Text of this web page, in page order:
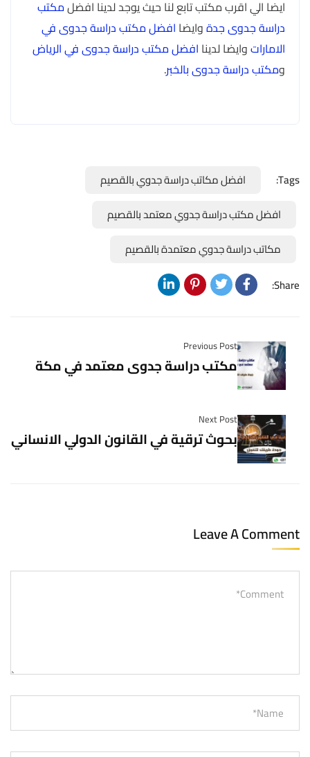
ايضا الي اقرب مكتب تابع لنا حيث يوجد لدينا افضلمكتب
دراسة جدوى جدةوايضا افضل مكتب دراسة جدوى في
الاماراتوايضا لدينا افضل مكتب دراسة جدوى في الرياض
ومكتب دراسة جدوى بالخبر.
Tags:
افضل مكاتب دراسة جدوي بالقصيم
افضل مكتب دراسة جدوي معتمد بالقصيم
مكاتب دراسة جدوي معتمدة بالقصيم
Share:
Previous Post
مكتب دراسة جدوى معتمد في مكة
Next Post
بحوث ترقية في القانون الدولي الانساني
Leave A Comment